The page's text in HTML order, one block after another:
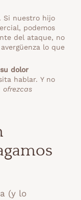
. Si nuestro hijo
podemos
del ataque, no
lo que
dolor
hablar. Y no
ofrezcas
(y lo